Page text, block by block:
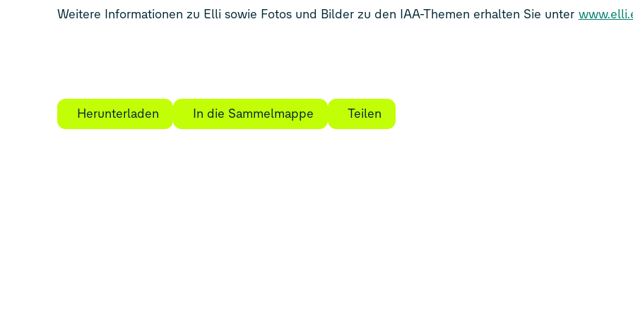
Weitere Informationen zu Elli sowie Fotos und Bilder zu den IAA-Themen erhalten Sie unter
Herunterladen In die Sammelmappe Teilen